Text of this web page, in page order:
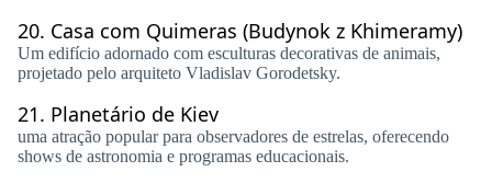
20. Casa com Quimeras (Budynok z Khimeramy)
Um edifício adornado com esculturas decorativas de animais,
projetado pelo arquiteto Vladislav Gorodetsky.
21. Planetário de Kiev
uma atração popular para observadores de estrelas, oferecendo
shows de astronomia e programas educacionais.